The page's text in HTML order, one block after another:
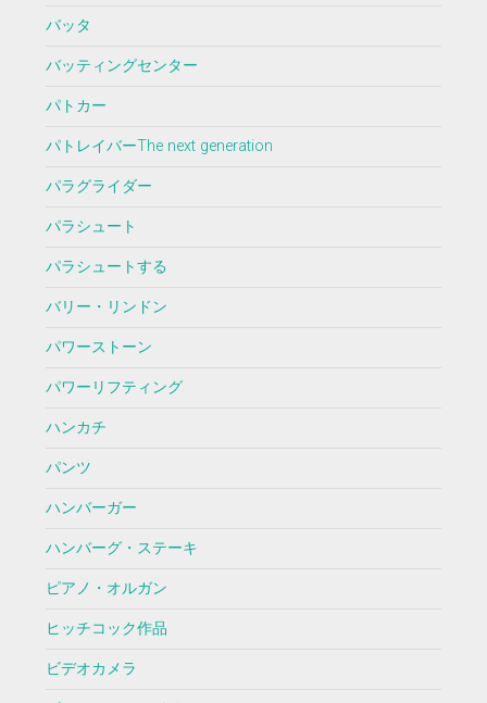
バッタ
バッティングセンター
パトカー
パトレイバーThe next generation
パラグライダー
パラシュート
パラシュートする
バリー・リンドン
パワーストーン
パワーリフティング
ハンカチ
パンツ
ハンバーガー
ハンバーグ・ステーキ
ピアノ・オルガン
ヒッチコック作品
ビデオカメラ